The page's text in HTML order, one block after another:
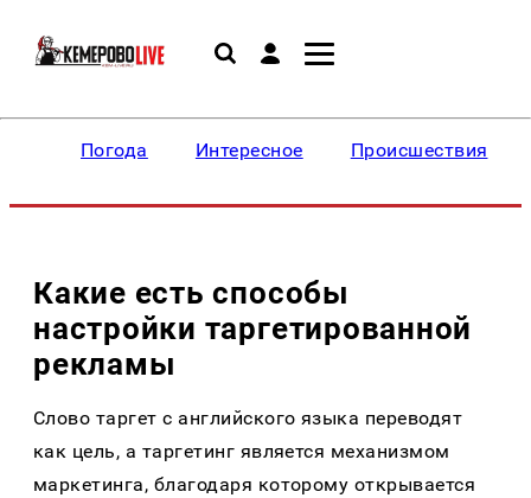
Погода Интересное Происшествия
Какие есть способы
настройки таргетированной
рекламы
Слово таргет с английского языка переводят
как цель, а таргетинг является механизмом
маркетинга, благодаря которому открывается